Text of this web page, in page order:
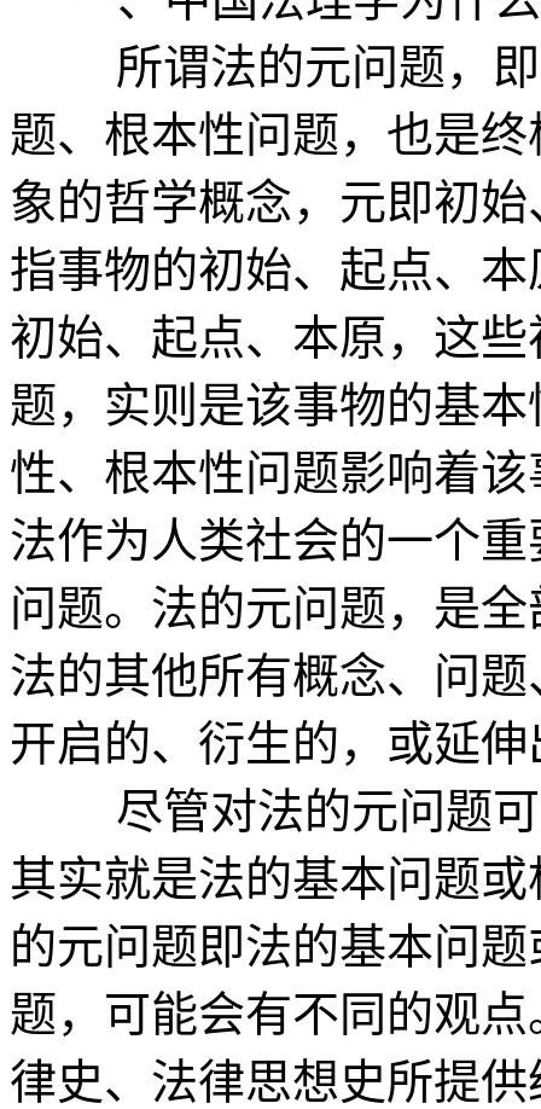
所谓法的元问题，即
题、根本性问题，也是
象的哲学概念，元即初
指事物的初始、起点、
初始、起点、本原，这
题，实则是该事物的基
性、根本性问题影响着
法作为人类社会的一个
问题。法的元问题，是
法的其他所有概念、问
开启的、衍生的，或延
尽管对法的元问题可
其实就是法的基本问题
的元问题即法的基本问
题，可能会有不同的观
律史、法律思想史所提